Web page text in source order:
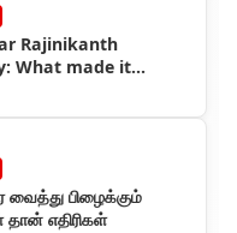
Rajinikanth
What made it
வைத்து பிழைக்கும்
தான் எதிரிகள்